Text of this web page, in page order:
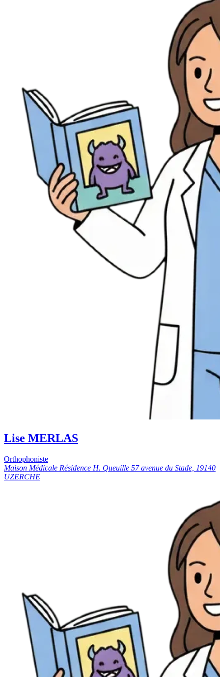
Lise MERLAS
Orthophoniste
Maison Médicale Résidence H. Queuille 57 avenue du Stade, 19140
UZERCHE